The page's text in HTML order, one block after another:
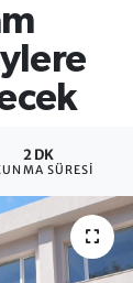
2 DK
SÜRESI